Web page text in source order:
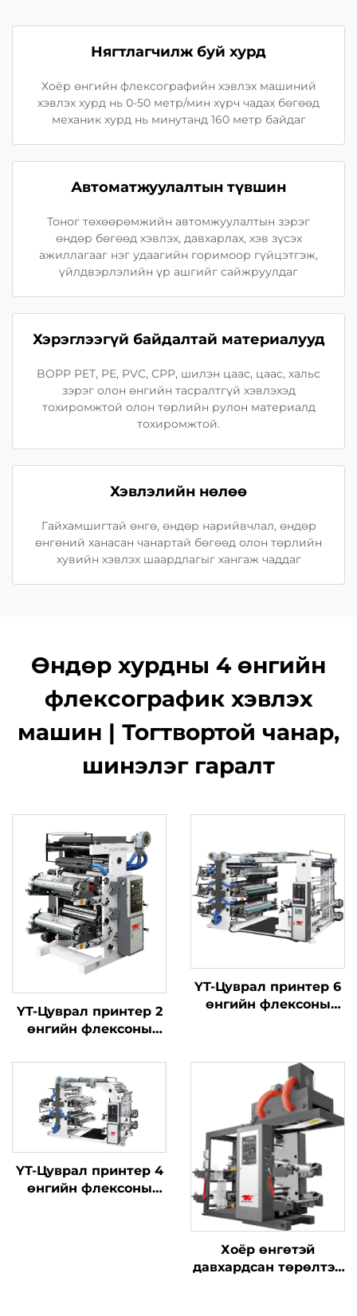
Нягтлагчилж буй хурд
Хоёр өнгийн флексографийн хэвлэх машиний
хэвлэх хурд нь 0-50 метр/мин хүрч чадах бөгөөд
механик хурд нь минутанд 160 метр байдаг
Автоматжуулалтын түвшин
Тоног төхөөрөмжийн автомжуулалтын зэрэг
өндөр бөгөөд хэвлэх, давхарлах, хэв зүсэх
ажиллагааг нэг удаагийн горимоор гүйцэтгэж,
үйлдвэрлэлийн үр ашгийг сайжруулдаг
Хэрэглээгүй байдалтай материалууд
BOPP PET, PE, PVC, CPP, шилэн цаас, цаас, хальс
зэрэг олон өнгийн тасралтгүй хэвлэхэд
тохиромжтой олон төрлийн рулон материалд
тохиромжтой.
Хэвлэлийн нөлөө
Гайхамшигтай өнгө, өндөр нарийвчлал, өндөр
өнгөний ханасан чанартай бөгөөд олон төрлийн
хувийн хэвлэх шаардлагыг хангаж чаддаг
Өндөр хурдны 4 өнгийн
флексографик хэвлэх
машин | Тогтвортой чанар,
шинэлэг гаралт
YT-Цуврал принтер 2
өнгийн флексоны
YT-Цуврал принтер 6
өнгийн флексоны
YT-Цуврал принтер 4
өнгийн флексоны
Хоёр өнгөтэй
давхардсан төрөлтэй